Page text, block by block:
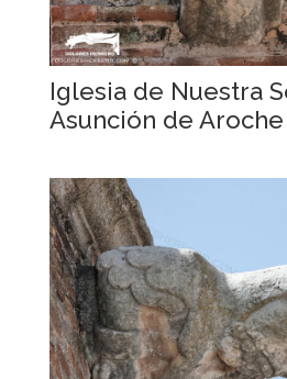
Iglesia de Nuestra
Asunción de